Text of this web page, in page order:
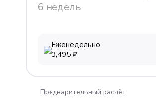
6 недель
Еженедельно
3,495 ₽
Предварительный расчёт